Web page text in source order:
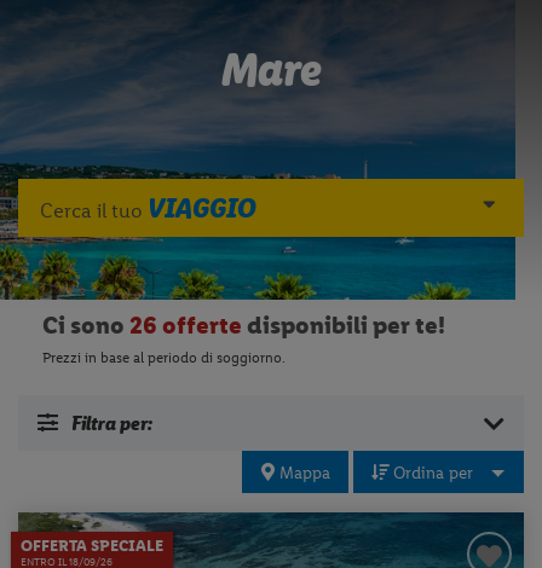
Mare
Cerca il tuo VIAGGIO
Ci sono 26 offerte disponibili per te!
Prezzi in base al periodo di soggiorno.
Filtra per:
Mappa Ordina per
OFFERTA SPECIALE
ENTRO IL 18/09/26